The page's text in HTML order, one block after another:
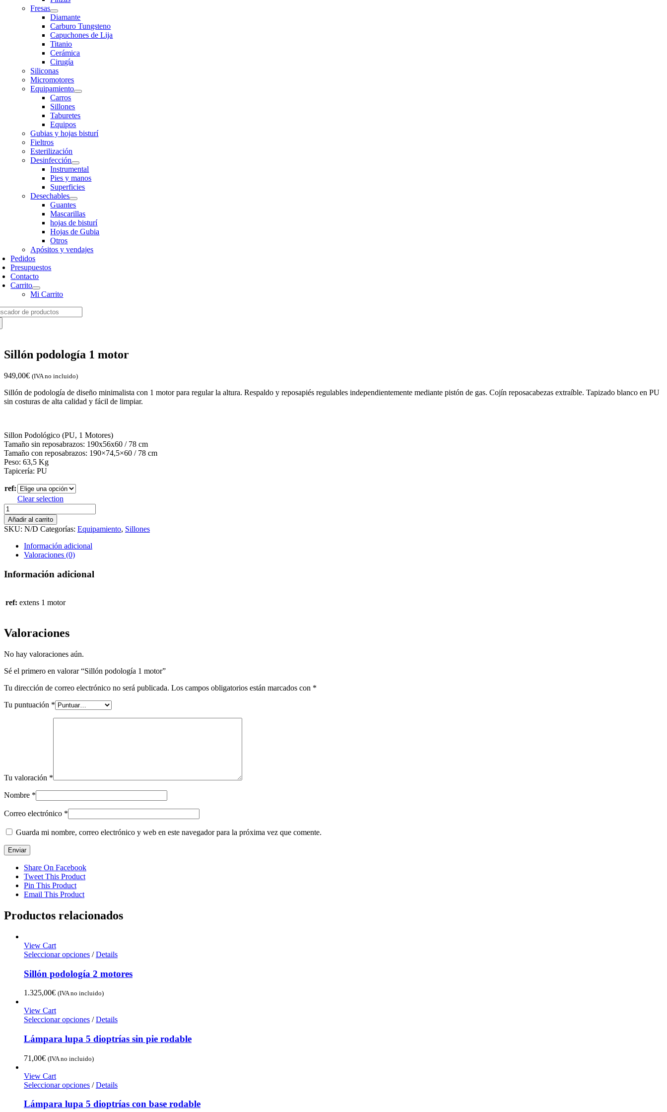
Fresas
Diamante
Carburo Tungsteno
Capuchones de Lija
Titanio
Cerámica
Cirugía
Siliconas
Micromotores
Equipamiento
Carros
Sillones
Taburetes
Equipos
Gubias y hojas bisturí
Fieltros
Esterilización
Desinfección
Instrumental
Pies y manos
Superficies
Desechables
Guantes
Mascarillas
hojas de bisturí
Hojas de Gubia
Otros
Apósitos y vendajes
Pedidos
Presupuestos
Contacto
Carrito
Mi Carrito
Sillón podología 1 motor
949,00€ (IVA no incluido)
Sillón de podología de diseño minimalista con 1 motor para regular la altura. Respaldo y reposapiés regulables independientemente mediante pistón de gas. Cojín reposacabezas extraíble. Tapizado blanco en PU
sin costuras de alta calidad y fácil de limpiar.
Sillon Podológico (PU, 1 Motores)
Tamaño sin reposabrazos: 190x56x60 / 78 cm
Tamaño con reposabrazos: 190×74,5×60 / 78 cm
Peso: 63,5 Kg
Tapicería: PU
ref:
Clear selection
Sillón
podología
1
motor
cantidad
Añadir al carrito
SKU: N/D Categorías: Equipamiento, Sillones
Información adicional
Valoraciones (0)
Información adicional
ref: extens 1 motor
Valoraciones
No hay valoraciones aún.
Sé el primero en valorar “Sillón podología 1 motor”
Tu dirección de correo electrónico no será publicada. Los campos obligatorios están marcados con *
Tu puntuación *
Tu valoración *
Nombre *
Correo electrónico *
Guarda mi nombre, correo electrónico y web en este navegador para la próxima vez que comente.
Share On Facebook
Tweet This Product
Pin This Product
Email This Product
Productos relacionados
View Cart
Seleccionar opciones / Details
Sillón podología 2 motores
1.325,00€ (IVA no incluido)
View Cart
Seleccionar opciones / Details
Lámpara lupa 5 dioptrías sin pie rodable
71,00€ (IVA no incluido)
View Cart
Seleccionar opciones / Details
Lámpara lupa 5 dioptrías con base rodable